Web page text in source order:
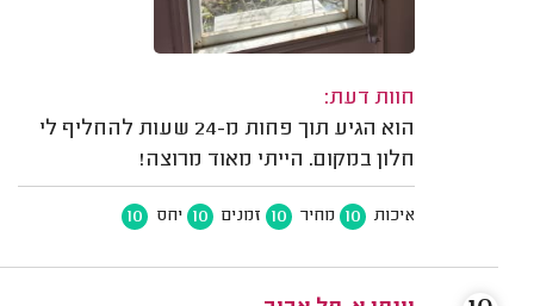
חוות דעת:
הוא הגיע תוך פחות מ-24 שעות להחליף לי
חלון במקום. הייתי מאוד מרוצה!
איכות 10 מחיר 10 זמנים 10 יחס 10